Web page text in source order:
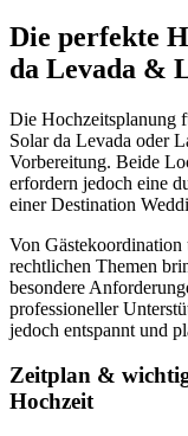
Die perfekte
da Levada &
Die Hochzeitsplanung
Solar da Levada oder
Vorbereitung. Beide
erfordern jedoch eine
einer Destination
Von
rechtlichen Themen
besondere
professioneller
jedoch entspannt und
Zeitplan &
Hochzeit